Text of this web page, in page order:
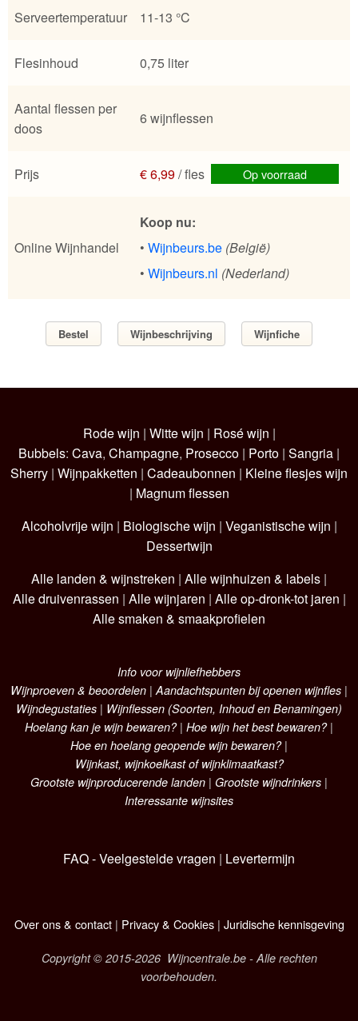
Serveertemperatuur 11-13 °C
Flesinhoud 0,75 liter
Aantal flessen per
doos
6 wijnflessen
Prijs € 6,99/ fles Op voorraad
Online Wijnhandel
Koop nu:
• Wijnbeurs.be (België)
• Wijnbeurs.nl (Nederland)
Bestel Wijnbeschrijving Wijnfiche
Rode wijn | Witte wijn | Rosé wijn |
Bubbels: Cava, Champagne, Prosecco | Porto | Sangria |
Sherry | Wijnpakketten | Cadeaubonnen | Kleine flesjes wijn
| Magnum flessen
Alcoholvrije wijn | Biologische wijn | Veganistische wijn |
Dessertwijn
Alle landen & wijnstreken | Alle wijnhuizen & labels |
Alle druivenrassen | Alle wijnjaren | Alle op-dronk-tot jaren |
Alle smaken & smaakprofielen
Info voor wijnliefhebbers
Wijnproeven & beoordelen | Aandachtspunten bij openen wijnfles |
Wijndegustaties | Wijnflessen (Soorten, Inhoud en Benamingen)
Hoelang kan je wijn bewaren?| Hoe wijn het best bewaren?|
Hoe en hoelang geopende wijn bewaren?|
Wijnkast, wijnkoelkast of wijnklimaatkast?
Grootste wijnproducerende landen | Grootste wijndrinkers |
Interessante wijnsites
FAQ - Veelgestelde vragen | Levertermijn
Over ons & contact| Privacy & Cookies| Juridische kennisgeving
Copyright © 2015-2026 Wijncentrale.be - Alle rechten
voorbehouden.